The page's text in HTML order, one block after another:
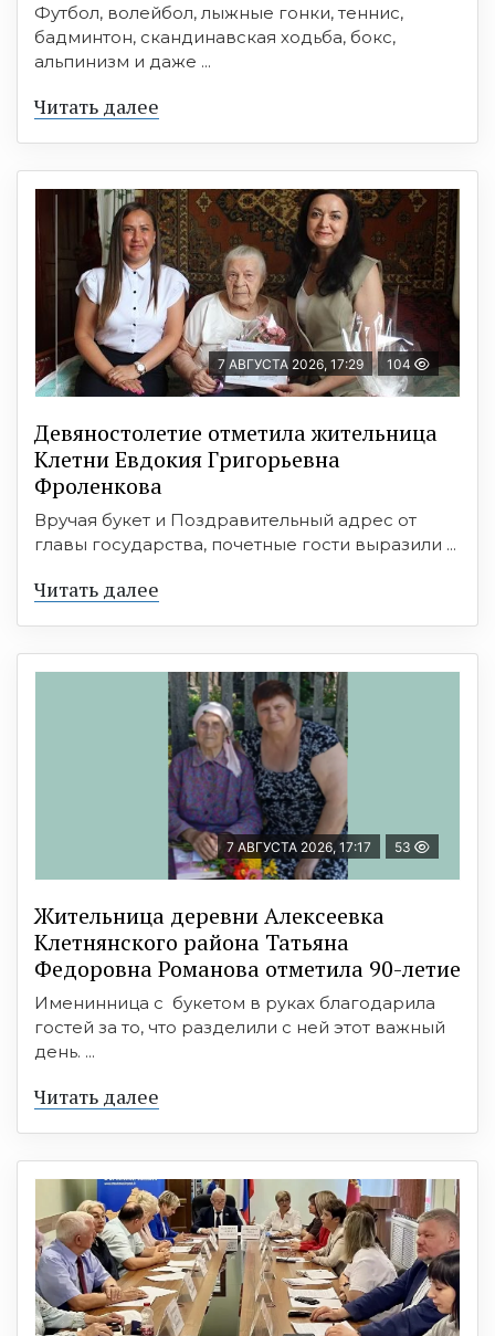
Футбол, волейбол, лыжные гонки, теннис,
бадминтон, скандинавская ходьба, бокс,
альпинизм и даже ...
Читать далее
7 АВГУСТА 2026, 17:29 104
Девяностолетие отметила жительница
Клетни Евдокия Григорьевна
Фроленкова
Вручая букет и Поздравительный адрес от
главы государства, почетные гости выразили ...
Читать далее
7 АВГУСТА 2026, 17:17 53
Жительница деревни Алексеевка
Клетнянского района Татьяна
Федоровна Романова отметила 90-летие
Именинница с букетом в руках благодарила
гостей за то, что разделили с ней этот важный
день. ...
Читать далее